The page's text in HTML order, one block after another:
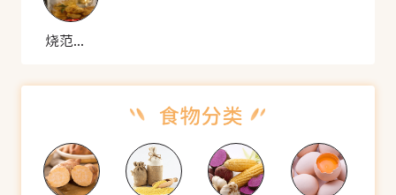
烧范儿 香酥鸡块